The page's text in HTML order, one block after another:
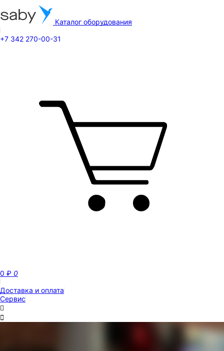
Каталог оборудования
+7 342 270-00-31
0 ₽ 0
Доставка и оплата
Сервис